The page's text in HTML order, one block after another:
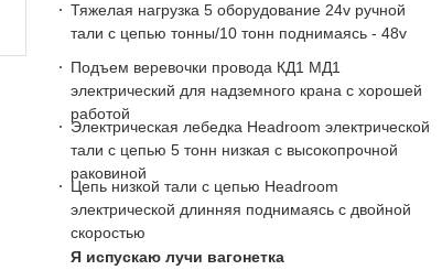
Тяжелая нагрузка 5 оборудование 24v ручной
тали с цепью тонны/10 тонн поднимаясь - 48v
Подъем веревочки провода КД1 МД1
электрический для надземного крана с хорошей
работой
Электрическая лебедка Headroom электрической
тали с цепью 5 тонн низкая с высокопрочной
раковиной
Цепь низкой тали с цепью Headroom
электрической длинняя поднимаясь с двойной
скоростью
Я испускаю лучи вагонетка